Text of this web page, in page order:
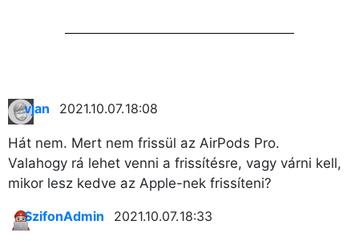
vjan 2021.10.07. 18:08
Hát nem. Mert nem frissül az AirPods Pro.
Valahogy rá lehet venni a frissítésre, vagy várni kell,
mikor lesz kedve az Apple-nek frissíteni?
SzifonAdmin 2021.10.07. 18:33